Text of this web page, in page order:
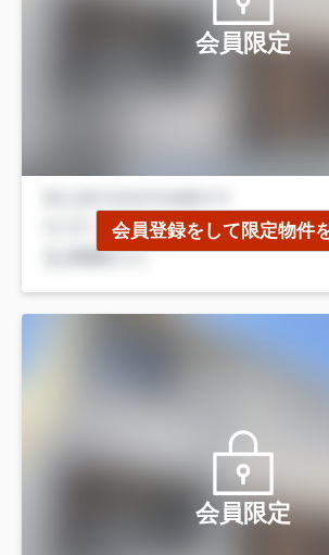
会員限定
会員登録をして限定物件
会員限定